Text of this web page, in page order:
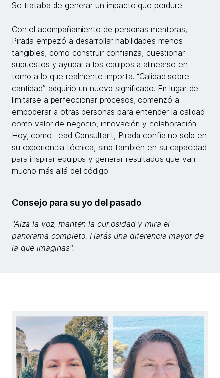
Se trataba de generar un impacto que perdure.
Con el acompañamiento de personas mentoras,
Pirada empezó a desarrollar habilidades menos
tangibles, como construir confianza, cuestionar
supuestos y ayudar a los equipos a alinearse en
torno a lo que realmente importa. “Calidad sobre
cantidad” adquirió un nuevo significado. En lugar de
limitarse a perfeccionar procesos, comenzó a
empoderar a otras personas para entender la calidad
como valor de negocio, innovación y colaboración.
Hoy, como Lead Consultant, Pirada confía no solo en
su experiencia técnica, sino también en su capacidad
para inspirar equipos y generar resultados que van
mucho más allá del código.
Consejo para su yo del pasado
"Alza la voz, mantén la curiosidad y mira el
panorama completo. Harás una diferencia mayor de
la que imaginas".